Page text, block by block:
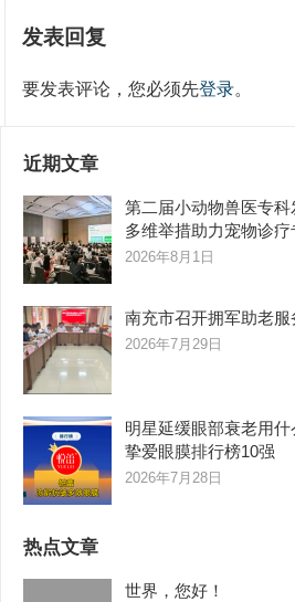
发表回复
要发表评论，您必须先登录。
近期文章
第二届小动物兽医专
多维举措助力宠物诊疗
2026年8月1日
南充市召开拥军助老
2026年7月29日
明星延缓眼部衰老用
挚爱眼膜排行榜10强
2026年7月28日
热点文章
世界，您好！